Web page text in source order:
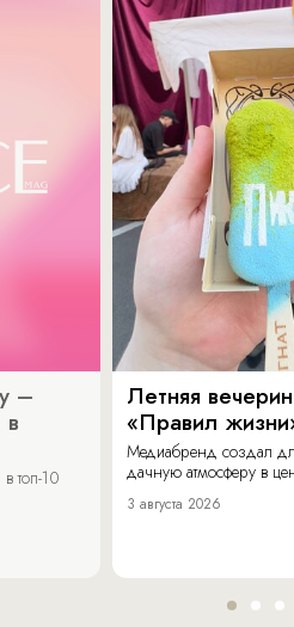
–
топ-10
Летняя
«Правил
Медиабренд создал
дачную атмосферу в
3 августа 2026